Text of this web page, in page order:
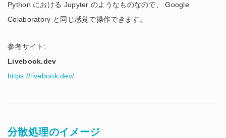
Python における Jupyter のようなものなので、 Google
Colaboratory と同じ感覚で操作できます。
参考サイト:
Livebook.dev
https://livebook.dev/
分散処理のイメージ